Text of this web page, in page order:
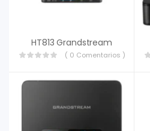
HT813 Grandstream
( 0 Comentarios )